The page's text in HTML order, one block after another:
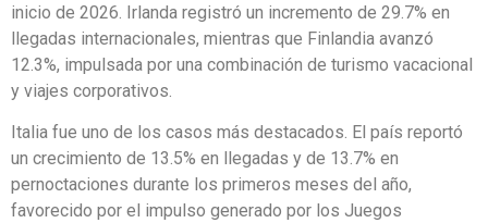
inicio de 2026. Irlanda registró un incremento de 29.7% en
llegadas internacionales, mientras que Finlandia avanzó
12.3%, impulsada por una combinación de turismo vacacional
y viajes corporativos.
Italia fue uno de los casos más destacados. El país reportó
un crecimiento de 13.5% en llegadas y de 13.7% en
pernoctaciones durante los primeros meses del año,
favorecido por el impulso generado por los Juegos